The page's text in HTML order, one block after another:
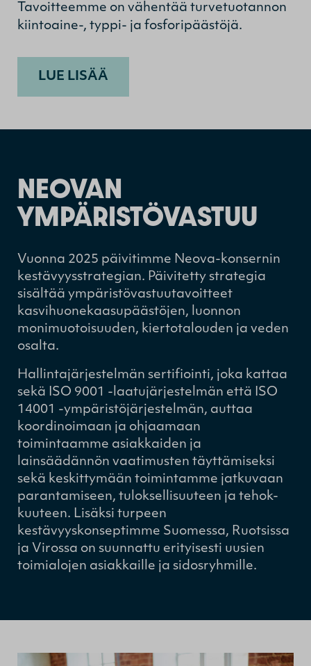
Tavoitteemme on vähentää turvetuotannon
kiintoaine-, typpi- ja fosforipäästöjä.
LUE LISÄÄ
NEOVAN
YMPÄRISTÖVASTUU
Vuonna 2025 päivitimme Neova-konsernin
kestävyysstrategian. Päivitetty strategia
sisältää ympäristövastuutavoitteet
kasvihuonekaasupäästöjen, luonnon
monimuotoisuuden, kiertotalouden ja veden
osalta.
Hallintajärjestelmän sertifiointi, joka kattaa
sekä ISO 9001 -laatujärjestelmän että ISO
14001 -ympäristöjärjestelmän, auttaa
koordinoimaan ja ohjaamaan
toimintaamme asiakkaiden ja
lainsäädännön vaatimusten täyttämiseksi
sekä keskittymään toimintamme jatkuvaan
parantamiseen, tuloksellisuuteen ja tehok-
kuuteen. Lisäksi turpeen
kestävyyskonseptimme Suomessa, Ruotsissa
ja Virossa on suunnattu erityisesti uusien
toimialojen asiakkaille ja sidosryhmille.